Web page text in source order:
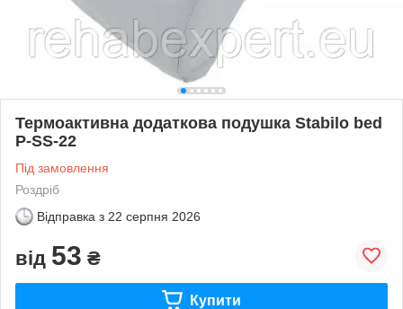
Термоактивна додаткова подушка Stabilo bed
P-SS-22
Під замовлення
Роздріб
Відправка з 22 серпня 2026
від 53 ₴
Купити